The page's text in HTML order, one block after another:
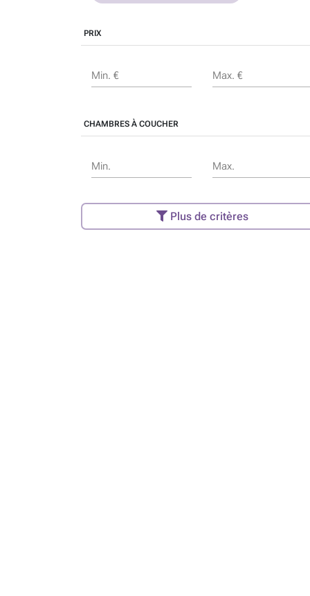
PRIX
Min. € Max. €
CHAMBRES À COUCHER
Min. Max.
Plus de critères